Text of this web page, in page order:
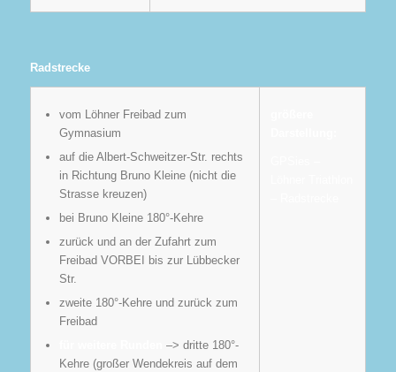
Radstrecke
vom Löhner Freibad zum
Gymnasium
auf die Albert-Schweitzer-Str. rechts
in Richtung Bruno Kleine (nicht die
Strasse kreuzen)
bei Bruno Kleine 180°-Kehre
zurück und an der Zufahrt zum
Freibad VORBEI bis zur Lübbecker
Str.
zweite 180°-Kehre und zurück zum
Freibad
–> dritte 180°-
Kehre (großer Wendekreis auf dem